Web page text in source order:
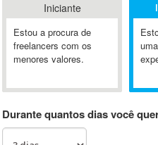
4D Dimension
802.11
A&P
A-GPS
Ab Initio
Iniciante
Estou a procura de
freelancers com os
menores valores.
Durante quantos dias você